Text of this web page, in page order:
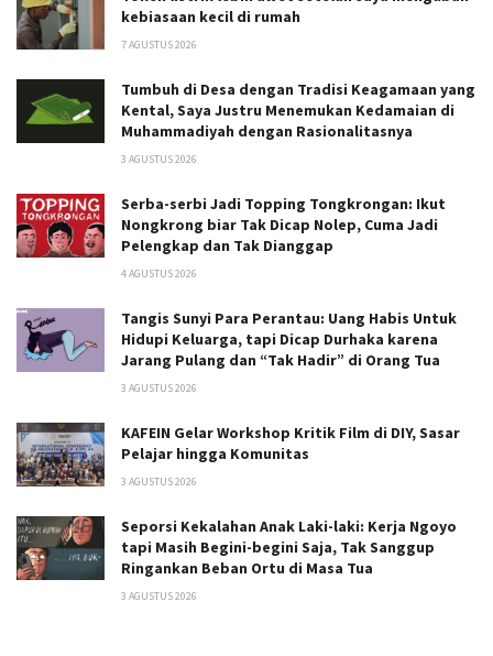
kebiasaan kecil di rumah
7 AGUSTUS 2026
Tumbuh di Desa dengan Tradisi Keagamaan yang
Kental, Saya Justru Menemukan Kedamaian di
Muhammadiyah dengan Rasionalitasnya
3 AGUSTUS 2026
Serba-serbi Jadi Topping Tongkrongan: Ikut
Nongkrong biar Tak Dicap Nolep, Cuma Jadi
Pelengkap dan Tak Dianggap
4 AGUSTUS 2026
Tangis Sunyi Para Perantau: Uang Habis Untuk
Hidupi Keluarga, tapi Dicap Durhaka karena
Jarang Pulang dan “Tak Hadir” di Orang Tua
3 AGUSTUS 2026
KAFEIN Gelar Workshop Kritik Film di DIY, Sasar
Pelajar hingga Komunitas
3 AGUSTUS 2026
Seporsi Kekalahan Anak Laki-laki: Kerja Ngoyo
tapi Masih Begini-begini Saja, Tak Sanggup
Ringankan Beban Ortu di Masa Tua
3 AGUSTUS 2026